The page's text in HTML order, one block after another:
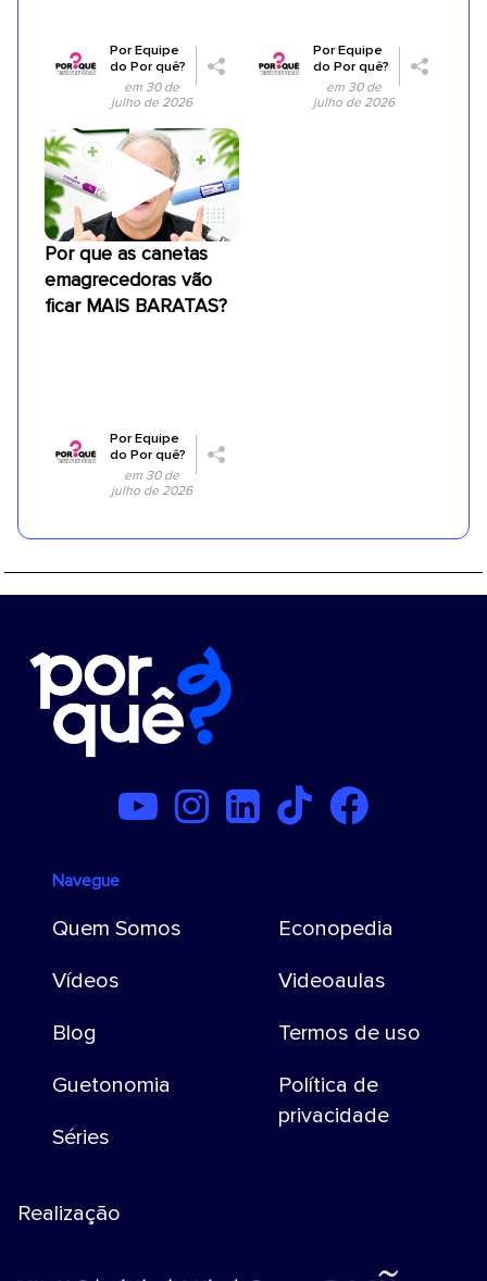
PorEquipe
do Por quê?
em 30 de
julho de 2026
PorEquipe
do Por quê?
em 30 de
julho de 2026
Por que as canetas
emagrecedoras vão
ficar MAIS BARATAS?
PorEquipe
do Por quê?
em 30 de
julho de 2026
Navegue
Quem Somos
Vídeos
Blog
Guetonomia
Séries
Econopedia
Videoaulas
Termos de uso
Política de
privacidade
Realização